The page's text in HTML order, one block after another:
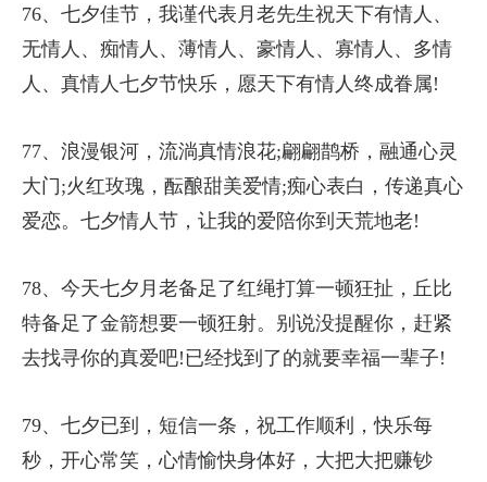
76、七夕佳节，我谨代表月老先生祝天下有情人、
无情人、痴情人、薄情人、豪情人、寡情人、多情
人、真情人七夕节快乐，愿天下有情人终成眷属!
77、浪漫银河，流淌真情浪花;翩翩鹊桥，融通心灵
大门;火红玫瑰，酝酿甜美爱情;痴心表白，传递真心
爱恋。七夕情人节，让我的爱陪你到天荒地老!
78、今天七夕月老备足了红绳打算一顿狂扯，丘比
特备足了金箭想要一顿狂射。别说没提醒你，赶紧
去找寻你的真爱吧!已经找到了的就要幸福一辈子!
79、七夕已到，短信一条，祝工作顺利，快乐每
秒，开心常笑，心情愉快身体好，大把大把赚钞